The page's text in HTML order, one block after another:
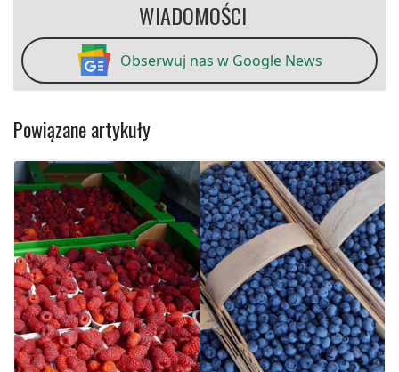
WIADOMOŚCI
Obserwuj nas w Google News
Powiązane artykuły